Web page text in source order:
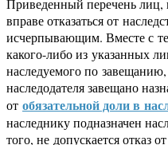
Приведенный перечень лиц,
вправе отказаться от
исчерпывающим. Вместе с
какого-либо из указанных
наследуемого по
наследодателя завещано
от обязательной доли в
наследнику подназначен
того, не допускается отказ